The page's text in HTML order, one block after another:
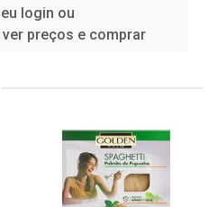
login ou
preços e comprar